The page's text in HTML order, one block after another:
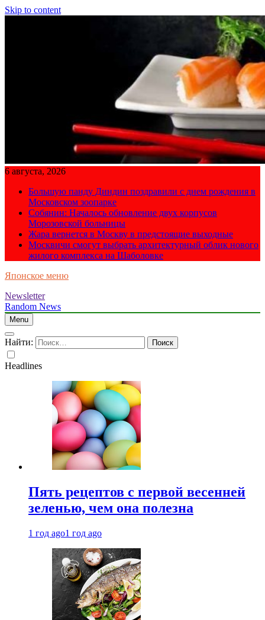
Skip to content
6 августа, 2026
Большую панду Диндин поздравили с днем рождения в
Московском зоопарке
Собянин: Началось обновление двух корпусов
Морозовской больницы
Жара вернется в Москву в предстоящие выходные
Москвичи смогут выбрать архитектурный облик нового
жилого комплекса на Шаболовке
Японское меню
Newsletter
Random News
Menu
Найти:
Headlines
Пять рецептов с первой весенней
зеленью, чем она полезна
1 год ago1 год ago